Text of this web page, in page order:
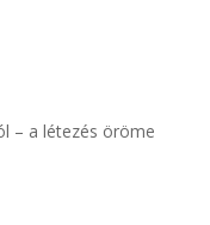
– a létezés öröme